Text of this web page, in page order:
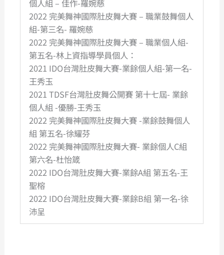
個人組 – 佳作-羅婉慈
2022 完美舞神國際肚皮舞大賽 – 職業鼓舞個人
組-第三名- 羅婉慈
2022 完美舞神國際肚皮舞大賽 – 職業個人組-
第五名-林上資指導學員個人：
2021 IDO台灣肚皮舞大賽-業餘個人組-第一名-
王秀玉
2021 TDSF台灣肚皮舞公開賽 第十七屆- 業餘
個人組 -優勝-王秀玉
2022 完美舞神國際肚皮舞大賽 -業餘鼓舞個人
組 第五名-徐耀芬
2022 完美舞神國際肚皮舞大賽- 業餘個人C組
第六名-杜怡箴
2022 IDO台灣肚皮舞大賽-業餘A組 第五名-王
聖榕
2022 IDO台灣肚皮舞大賽-業餘B組 第一名-徐
沛呈